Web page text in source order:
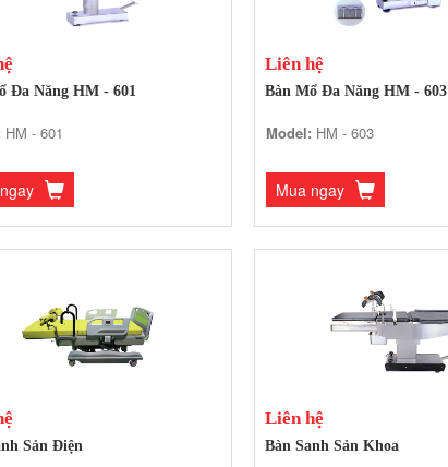
Đa Năng HM - 601
HM - 601
Liên hệ
Bàn Mổ Đa Năng HM - 603
Model: HM - 603
Mua ngay
Sản Điện
Liên hệ
Bàn Sanh Sản Khoa